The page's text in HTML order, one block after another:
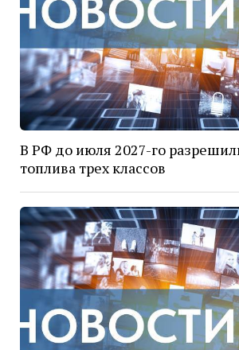
В РФ до июля 2027-го
топлива трех классов